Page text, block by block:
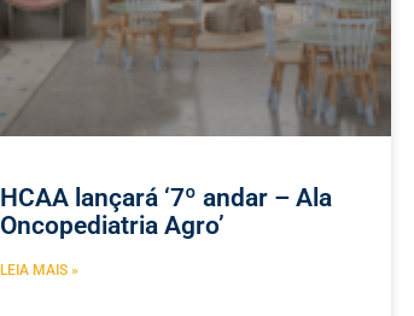
HCAA lançará ‘7º andar – Ala
Oncopediatria Agro’
LEIA MAIS »